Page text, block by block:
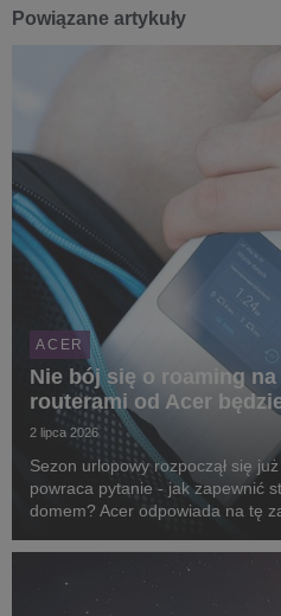
Powiązane artykuły
ACER
Nie bój się o roaming
routerami od Acer
2 lipca 2026
Sezon urlopowy rozpoczął się
powraca pytanie - jak zapewnić
domem? Acer odpowiada na tę
urządzenia zostały